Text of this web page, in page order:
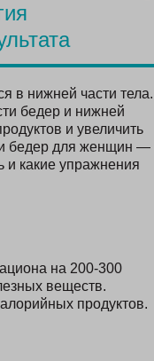
в нижней части тела.
бедер и нижней
и увеличить
бедер для женщин —
и какие упражнения
на 200-300
веществ.
продуктов.